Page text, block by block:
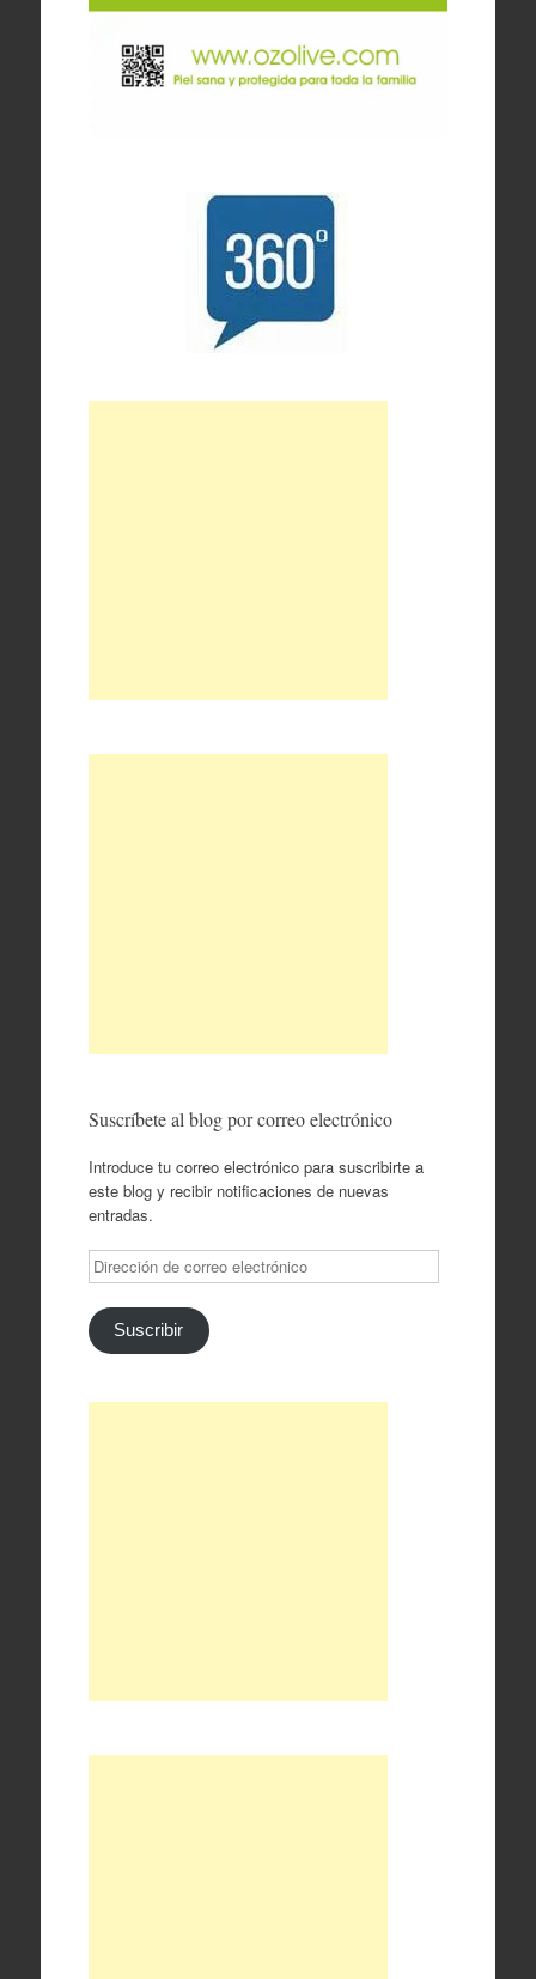
Suscríbete al blog por correo electrónico
Introduce tu correo electrónico para suscribirte a
este blog y recibir notificaciones de nuevas
entradas.
Dirección
de
correo
electrónico
Suscribir